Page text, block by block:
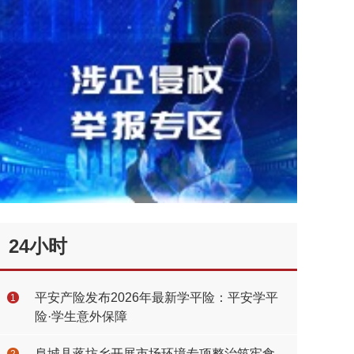
24小时
1
平安产险发布2026年最新学平险：平安学平
险·学生意外保障